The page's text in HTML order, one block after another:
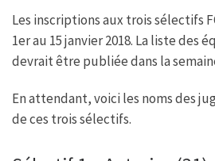
o
k
r
p
p
e
Les inscriptions aux trois sélectifs
1er au 15 janvier 2018. La liste des
devrait être publiée dans la
En attendant, voici les noms des
de ces trois sélectifs.